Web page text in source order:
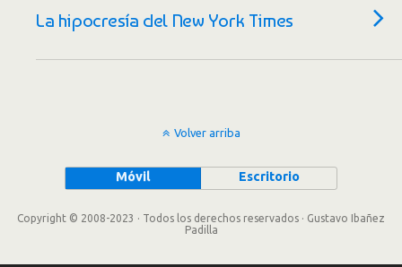
La hipocresía del New York Times
Volver arriba
Móvil Escritorio
Copyright © 2008-2023 · Todos los derechos reservados · Gustavo Ibañez
Padilla